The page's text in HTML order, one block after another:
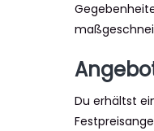
Du erhältst